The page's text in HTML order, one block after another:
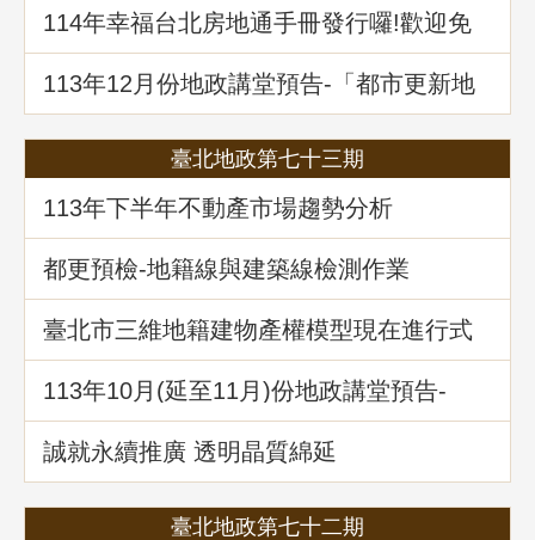
114年幸福台北房地通手冊發行囉!歡迎免
費索取!
113年12月份地政講堂預告-「都市更新地
籍整理全攻略」
臺北地政第七十三期
113年下半年不動產市場趨勢分析
都更預檢-地籍線與建築線檢測作業
臺北市三維地籍建物產權模型現在進行式
113年10⽉(延至11月)份地政講堂預告-
「不動產信託實務解析」
誠就永續推廣 透明晶質綿延
臺北地政第七十二期